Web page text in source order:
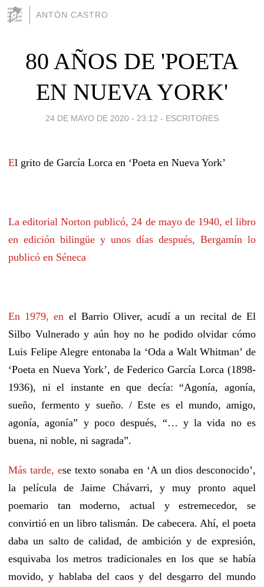
ANTÓN CASTRO
80 AÑOS DE 'POETA
EN NUEVA YORK'
24 DE MAYO DE 2020 - 23:12 - ESCRITORES
El grito de García Lorca en ‘Poeta en Nueva York’
La editorial Norton publicó, 24 de mayo de 1940, el libro
en edición bilingüe y unos días después, Bergamín lo
publicó en Séneca
En 1979, en el Barrio Oliver, acudí a un recital de El
Silbo Vulnerado y aún hoyno he podido olvidar cómo
Luis Felipe Alegre entonaba la ‘Oda a Walt Whitman’ de
‘Poeta en Nueva York’, deFedericoGarcía Lorca (1898-
1936), ni el instante en que decía: “Agonía, agonía,
sueño, fermento y sueño. / Este es el mundo, amigo,
agonía, agonía” y poco después, “… yla vida no es
buena, ni noble, ni sagrada”.
Más tarde, ese texto sonaba en ‘A un dios desconocido’,
la película de Jaime Chávarri, y muy pronto aquel
poemario tan moderno, actual yestremecedor, se
convirtió en un librotalismán. De cabecera. Ahí, el poeta
daba un salto de calidad, de ambicióny de expresión,
esquivaba los metros tradicionales en los que se había
movido, y hablaba del caos y del desgarro del mundo